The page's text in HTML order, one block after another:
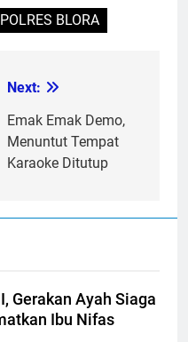
POLRES BLORA
Next:
Emak Emak Demo,
Menuntut Tempat
Karaoke Ditutup
Gerakan Ayah Siaga
Ibu Nifas